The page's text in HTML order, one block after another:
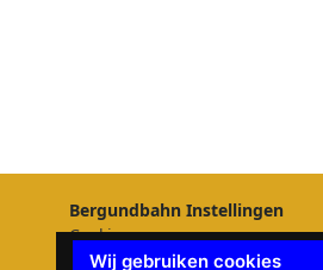
Wij gebruiken cookies
Bergundbahn Instellingen
Cookies
Update cookies preferences